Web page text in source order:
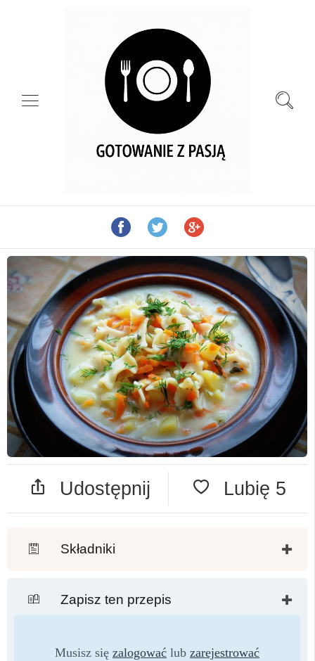
Udostępnij Lubię 5
Składniki
Zapisz ten przepis
Musisz się zalogować lub zarejestrować